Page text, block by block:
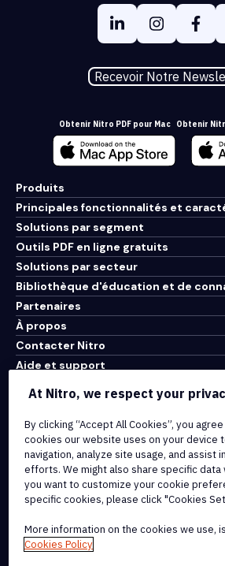
Recevoir Notre
Obtenir Nitro PDF pour Mac Obtenir
Produits
Principales fonctionnalités et
Solutions par segment
Outils PDF en ligne gratuits
Solutions par secteur
Bibliothèque d'éducation et de
Partenaires
À propos
Contacter Nitro
Aide et support
Conditions d'utilisation
Politique de cookies
Politique de copyright
Toutes les conditions et politiques
At Nitro, we respect your
By clicking “Accept All Cookies”, you
cookies our website uses on your device
navigation, analyze site usage, and assist
efforts. We might also share specific
you want to customize your cookie
specific cookies, please click "Cookies
More information on the cookies we use,
Cookies Policy